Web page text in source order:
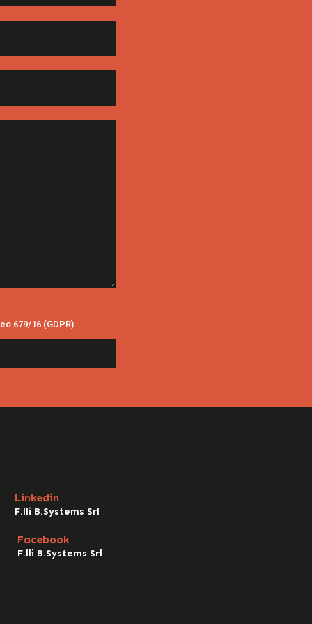
679/16 (GDPR)
Linkedin
F.lli B.Systems Srl
Facebook
F.lli B.Systems Srl